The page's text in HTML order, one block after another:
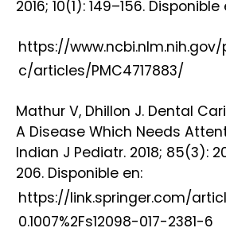
2016; 10(1): 149–156. Disponible
https://
c/articles/PMC4717883/
Mathur V, Dhillon J. Dental
A Disease Which Needs
Indian J Pediatr. 2018; 85(3):
206. Disponible en:
https://link.springer.com/
0.1007%2Fs12098-017-2381-6